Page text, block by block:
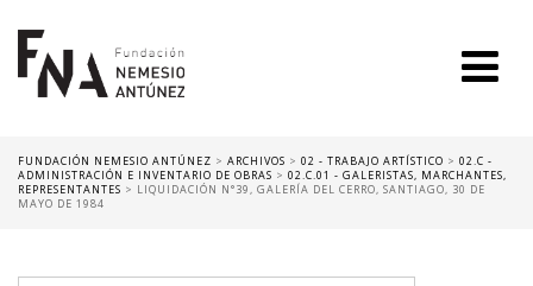
FUNDACIÓN NEMESIO ANTÚNEZ > ARCHIVOS > 02 - TRABAJO ARTÍSTICO > 02.C -
ADMINISTRACIÓN E INVENTARIO DE OBRAS > 02.C.01 - GALERISTAS, MARCHANTES,
REPRESENTANTES > LIQUIDACIÓN N°39, GALERÍA DEL CERRO, SANTIAGO, 30 DE
MAYO DE 1984